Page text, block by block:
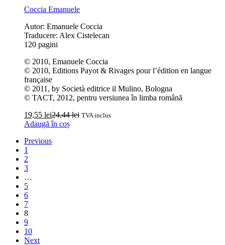
Coccia Emanuele
Autor: Emanuele Coccia
Traducere: Alex Cistelecan
120 pagini
© 2010, Emanuele Coccia
© 2010, Editions Payot & Rivages pour l’édition en langue
française
© 2011, by Società editrice il Mulino, Bologna
© TACT, 2012, pentru versiunea în limba română
19,55 lei24,44lei TVA inclus
Adaugă în coș
Previous
1
2
3
…
5
6
7
8
9
10
Next